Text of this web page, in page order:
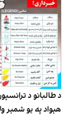
د طالبانو د
هېواد په یو شمېر